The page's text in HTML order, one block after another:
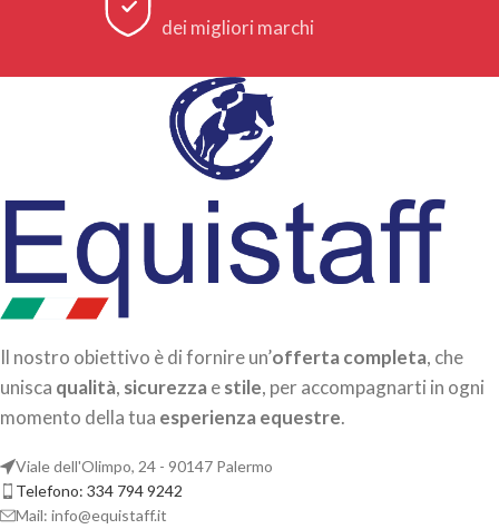
dei migliori marchi
Il nostro obiettivo è di fornire un’offerta completa, che
unisca qualità, sicurezzaestile, per accompagnarti in ogni
momento della tua esperienza equestre.
Viale dell'Olimpo, 24 - 90147 Palermo
Telefono: 334 794 9242
Mail: info@equistaff.it